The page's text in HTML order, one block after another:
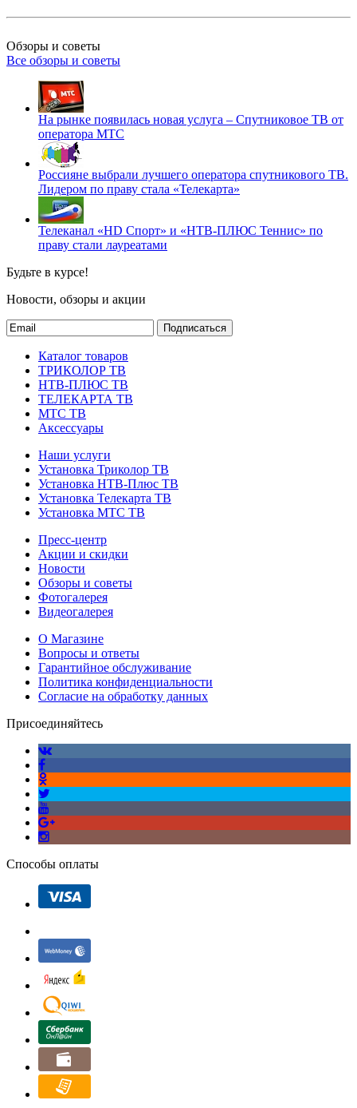
Обзоры и советы
Все обзоры и советы
На рынке появилась новая услуга – Спутниковое ТВ от
оператора МТС
Россияне выбрали лучшего оператора спутникового ТВ.
Лидером по праву стала «Телекарта»
Телеканал «HD Спорт» и «НТВ-ПЛЮС Теннис» по
праву стали лауреатами
Будьте в курсе!
Новости, обзоры и акции
Подписаться
Каталог товаров
ТРИКОЛОР ТВ
НТВ-ПЛЮС ТВ
ТЕЛЕКАРТА ТВ
МТС ТВ
Аксессуары
Наши услуги
Установка Триколор ТВ
Установка НТВ-Плюс ТВ
Установка Телекарта ТВ
Установка МТС ТВ
Пресс-центр
Акции и скидки
Новости
Обзоры и советы
Фотогалерея
Видеогалерея
О Магазине
Вопросы и ответы
Гарантийное обслуживание
Политика конфиденциальности
Согласие на обработку данных
Присоединяйтесь
Способы оплаты